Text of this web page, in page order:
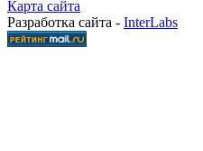
Карта сайта
Разработка сайта - InterLabs